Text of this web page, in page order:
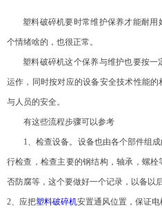
塑料破碎机要时常维护保养才能耐用
个情绪啥的，也很正常。
塑料破碎机这个保养与维护也要按一
运作，同时按对应的设备安全技术性能
与人员的安全。
有这些流程步骤可以参考
1 、检查设备。设备也由各个部件组
行检查，检查主要的钢结构，轴承，螺
否防腐等，这个要做好一个记录，以备以后
2 、应把塑料破碎机安置通风位置，保证电